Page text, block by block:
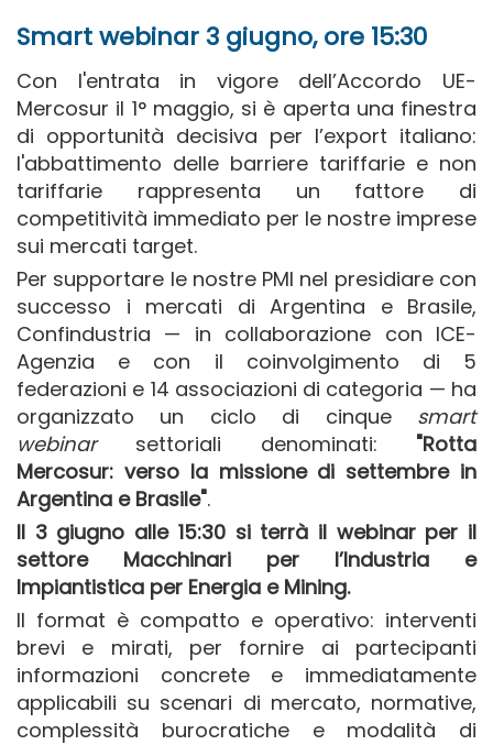
Smart webinar 3 giugno, ore 15:30
Con l'entrata in vigore dell’Accordo UE-
Mercosur il 1° maggio, si è aperta una finestra
di opportunità decisiva per l’export italiano:
l'abbattimento delle barriere tariffarie e non
tariffarie rappresenta un fattore di
competitività immediato per le nostre imprese
sui mercati target.
Per supportare le nostre PMI nel presidiare con
successo i mercati di Argentina e Brasile,
Confindustria — in collaborazione con ICE-
Agenzia e con il coinvolgimento di 5
federazioni e 14 associazioni di categoria — ha
organizzato un ciclo di cinque smart
webinarsettoriali denominati: "Rotta
Mercosur: verso la missione di settembre in
Argentina e Brasile".
Il 3 giugno alle 15:30 si terrà il webinar per il
settore Macchinari per l’Industria e
Impiantistica per Energia e Mining.
Il format è compatto e operativo: interventi
brevi e mirati, per fornire ai partecipanti
informazioni concrete e immediatamente
applicabili su scenari di mercato, normative,
complessità burocratiche e modalità di